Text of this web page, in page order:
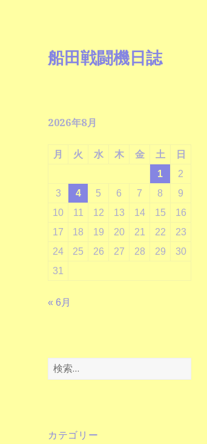
船田戦闘機日誌
2026年8月
月 火 水 木 金 土
日
1
2
3
4 5 6 7 8
9
10
11 12 13 14 15
16
17
18 19 20 21 22
23
24
25 26 27 28 29
30
31
« 6月
検
索:
カテゴリー